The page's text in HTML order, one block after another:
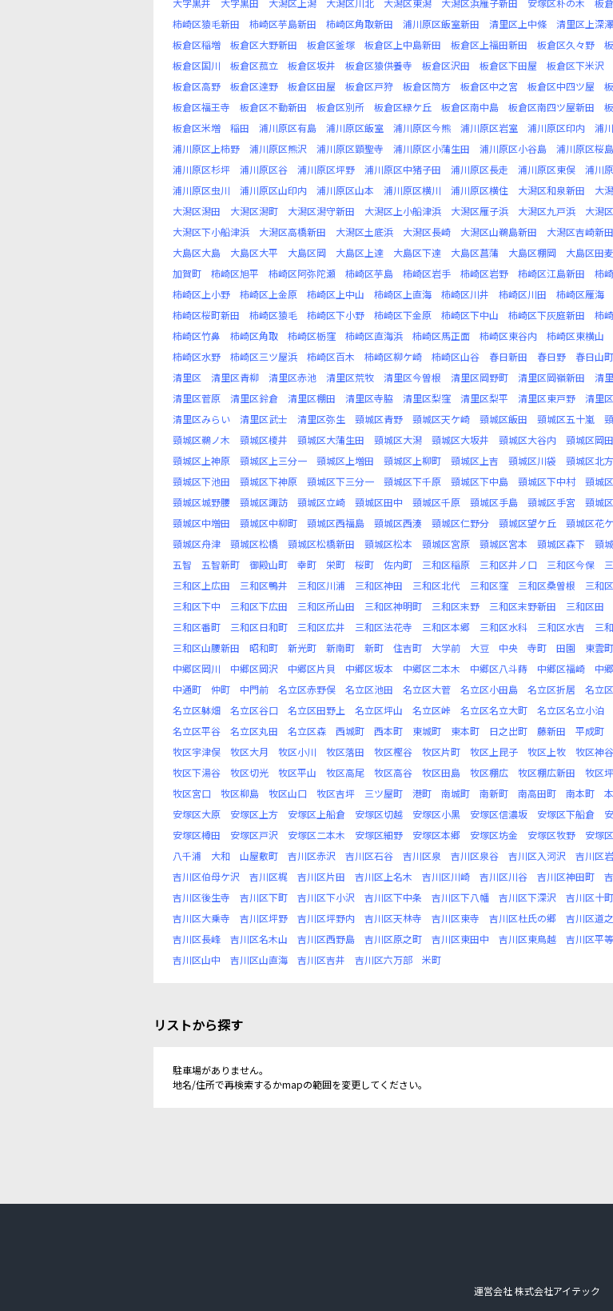
大字黒井
大字黒田 大潟区上潟 大潟区川北 大潟区東潟 大潟区浜雁子新田 安塚区朴の木 板
柿崎区猿毛新田
柿崎区芋島新田 柿崎区角取新田 浦川原区飯室新田 清里区上中條 清里区上深澤
板倉区稲増
板倉区大野新田 板倉区釜塚 板倉区上中島新田 板倉区上福田新田 板倉区久々野
板倉区国川
板倉区菰立 板倉区坂井 板倉区猿供養寺 板倉区沢田 板倉区下田屋 板倉区下米沢
板倉区高野
板倉区達野 板倉区田屋 板倉区戸狩 板倉区筒方 板倉区中之宮 板倉区中四ツ屋
板倉区福王寺
板倉区不動新田 板倉区別所 板倉区緑ケ丘 板倉区南中島 板倉区南四ツ屋新田
板倉区米増
稲田 浦川原区有島 浦川原区飯室 浦川原区今熊 浦川原区岩室 浦川原区印内 浦
浦川原区上柿野
浦川原区熊沢 浦川原区顕聖寺 浦川原区小蒲生田 浦川原区小谷島 浦川原区桜島
浦川原区杉坪
浦川原区谷 浦川原区坪野 浦川原区中猪子田 浦川原区長走 浦川原区東俣 浦川
浦川原区虫川
浦川原区山印内 浦川原区山本 浦川原区横川 浦川原区横住 大潟区和泉新田 大
大潟区潟田
大潟区潟町 大潟区潟守新田 大潟区上小船津浜 大潟区雁子浜 大潟区九戸浜 大潟
大潟区下小船津浜
大潟区高橋新田 大潟区土底浜 大潟区長崎 大潟区山鵜島新田 大潟区吉崎新田
大島区大島
大島区大平 大島区岡 大島区上達 大島区下達 大島区菖蒲 大島区棚岡 大島区田麦
加賀町
柿崎区旭平 柿崎区阿弥陀瀬 柿崎区芋島 柿崎区岩手 柿崎区岩野 柿崎区江島新田 柿
柿崎区上小野
柿崎区上金原 柿崎区上中山 柿崎区上直海 柿崎区川井 柿崎区川田 柿崎区雁海
柿崎区桜町新田
柿崎区猿毛 柿崎区下小野 柿崎区下金原 柿崎区下中山 柿崎区下灰庭新田 柿
柿崎区竹鼻
柿崎区角取 柿崎区栃窪 柿崎区直海浜 柿崎区馬正面 柿崎区東谷内 柿崎区東横山
柿崎区水野
柿崎区三ツ屋浜 柿崎区百木 柿崎区柳ケ崎 柿崎区山谷 春日新田 春日野 春日山町
清里区
清里区青柳 清里区赤池 清里区荒牧 清里区今曽根 清里区岡野町 清里区岡嶺新田 清
清里区菅原
清里区鈴倉 清里区棚田 清里区寺脇 清里区梨窪 清里区梨平 清里区東戸野 清里
清里区みらい
清里区武士 清里区弥生 頸城区青野 頸城区天ケ崎 頸城区飯田 頸城区五十嵐
頸城区鵜ノ木
頸城区榎井 頸城区大蒲生田 頸城区大潟 頸城区大坂井 頸城区大谷内 頸城区岡田
頸城区上神原
頸城区上三分一 頸城区上増田 頸城区上柳町 頸城区上吉 頸城区川袋 頸城区北方
頸城区下池田
頸城区下神原 頸城区下三分一 頸城区下千原 頸城区下中島 頸城区下中村 頸城
頸城区城野腰
頸城区諏訪 頸城区立崎 頸城区田中 頸城区千原 頸城区手島 頸城区手宮 頸城
頸城区中増田
頸城区中柳町 頸城区西福島 頸城区西湊 頸城区仁野分 頸城区望ケ丘 頸城区花
頸城区舟津
頸城区松橋 頸城区松橋新田 頸城区松本 頸城区宮原 頸城区宮本 頸城区森下 頸
五智
五智新町 御殿山町 幸町 栄町 桜町 佐内町 三和区稲原 三和区井ノ口 三和区今保
三和区上広田
三和区鴨井 三和区川浦 三和区神田 三和区北代 三和区窪 三和区桑曽根 三和
三和区下中
三和区下広田 三和区所山田 三和区神明町 三和区末野 三和区末野新田 三和区田
三和区番町
三和区日和町 三和区広井 三和区法花寺 三和区本郷 三和区水科 三和区水吉 三
三和区山腰新田
昭和町 新光町 新南町 新町 住吉町 大学前 大豆 中央 寺町 田園 東雲町
中郷区岡川
中郷区岡沢 中郷区片貝 中郷区坂本 中郷区二本木 中郷区八斗蒔 中郷区福崎 中
中通町
仲町 中門前 名立区赤野俣 名立区池田 名立区大菅 名立区小田島 名立区折居 名立
名立区躰畑
名立区谷口 名立区田野上 名立区坪山 名立区峠 名立区名立大町 名立区名立小泊
名立区平谷
名立区丸田 名立区森 西城町 西本町 東城町 東本町 日之出町 藤新田 平成町
牧区宇津俣
牧区大月 牧区小川 牧区落田 牧区樫谷 牧区片町 牧区上昆子 牧区上牧 牧区神谷
牧区下湯谷
牧区切光 牧区平山 牧区高尾 牧区高谷 牧区田島 牧区棚広 牧区棚広新田 牧区
牧区宮口
牧区柳島 牧区山口 牧区吉坪 三ツ屋町 港町 南城町 南新町 南高田町 南本町
安塚区大原
安塚区上方 安塚区上船倉 安塚区切越 安塚区小黒 安塚区信濃坂 安塚区下船倉
安塚区樽田
安塚区戸沢 安塚区二本木 安塚区細野 安塚区本郷 安塚区坊金 安塚区牧野 安塚
八千浦
大和 山屋敷町 吉川区赤沢 吉川区石谷 吉川区泉 吉川区泉谷 吉川区入河沢 吉川区
吉川区伯母ケ沢
吉川区梶 吉川区片田 吉川区上名木 吉川区川崎 吉川区川谷 吉川区神田町
吉川区後生寺
吉川区下町 吉川区下小沢 吉川区下中条 吉川区下八幡 吉川区下深沢 吉川区十
吉川区大乗寺
吉川区坪野 吉川区坪野内 吉川区天林寺 吉川区東寺 吉川区杜氏の郷 吉川区道
吉川区長峰
吉川区名木山 吉川区西野島 吉川区原之町 吉川区東田中 吉川区東鳥越 吉川区平
吉川区山中
吉川区山直海 吉川区吉井 吉川区六万部 米町
リストから探す
駐車場がありません。
地名/住所で再検索するかmapの範囲を変更してください。
運営会社 株式会社アイテック